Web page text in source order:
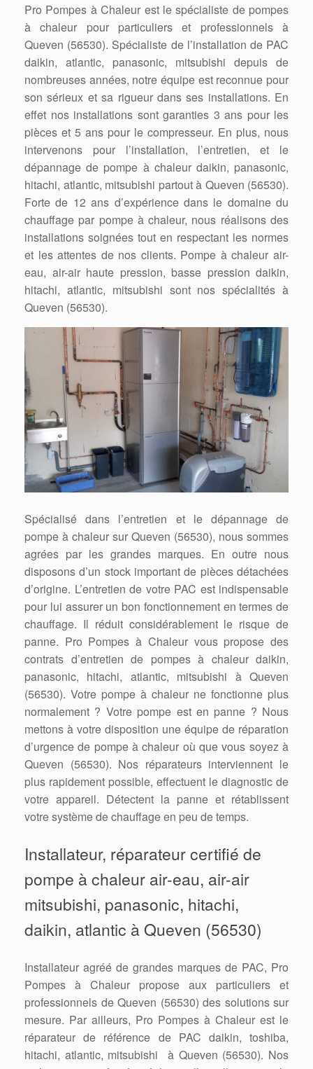
Pro Pompes à Chaleur est le spécialiste de pompes
à chaleur pour particuliers et professionnels à
Queven (56530). Spécialiste de l’installation de PAC
daikin, atlantic, panasonic, mitsubishi depuis de
nombreuses années, notre équipe est reconnue pour
son sérieux et sa rigueur dans ses installations. En
effet nos installations sont garanties 3 ans pour les
pièces et 5 ans pour le compresseur. En plus, nous
intervenons pour l’installation, l’entretien, et le
dépannage de pompe à chaleur daikin, panasonic,
hitachi, atlantic, mitsubishi partout à Queven (56530).
Forte de 12 ans d’expérience dans le domaine du
chauffage par pompe à chaleur, nous réalisons des
installations soignées tout en respectant les normes
et les attentes de nos clients. Pompe à chaleur air-
eau, air-air haute pression, basse pression daikin,
hitachi, atlantic, mitsubishi sont nos spécialités à
Queven (56530).
Spécialisé dans l’entretien et le dépannage de
pompe à chaleur sur Queven (56530), nous sommes
agrées par les grandes marques. En outre nous
disposons d’un stock important de pièces détachées
d’origine. L’entretien de votre PAC est indispensable
pour lui assurer un bon fonctionnement en termes de
chauffage. Il réduit considérablement le risque de
panne. Pro Pompes à Chaleur vous propose des
contrats d’entretien de pompes à chaleur daikin,
panasonic, hitachi, atlantic, mitsubishi à Queven
(56530). Votre pompe à chaleur ne fonctionne plus
normalement ? Votre pompe est en panne ? Nous
mettons à votre disposition une équipe de réparation
d’urgence de pompe à chaleur où que vous soyez à
Queven (56530). Nos réparateurs interviennent le
plus rapidement possible, effectuent le diagnostic de
votre appareil. Détectent la panne et rétablissent
votre système de chauffage en peu de temps.
Installateur, réparateur certifié de
pompe à chaleur air-eau, air-air
mitsubishi, panasonic, hitachi,
daikin, atlantic à Queven (56530)
Installateur agréé de grandes marques de PAC, Pro
Pompes à Chaleur propose aux particuliers et
professionnels de Queven (56530) des solutions sur
mesure. Par ailleurs, Pro Pompes à Chaleur est le
réparateur de référence de PAC daikin, toshiba,
hitachi, atlantic, mitsubishi à Queven (56530). Nos